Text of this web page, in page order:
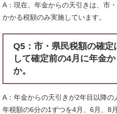
A：現在、年金からの天引きは、市
かかる税額のみ実施しています。
Q5：市・県民税額の確定
して確定前の4月に年金
か。
A：年金からの天引きが2年目以降
年税額の6分の1ずつを4月、6月、8